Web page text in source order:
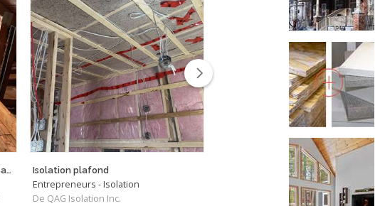
Retrait Enlèvement et Décontamination de Vermiculite Isolation plafond
Entrepreneurs - Isolation
De QAG Isolation Inc.
Entrepreneurs - Isolation
De Isolation PL inc.